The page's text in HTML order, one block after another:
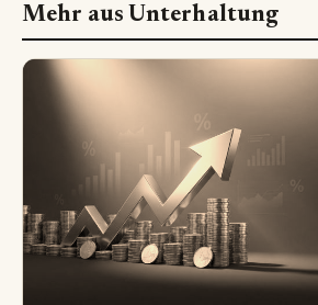
Mehr aus Unterhaltung